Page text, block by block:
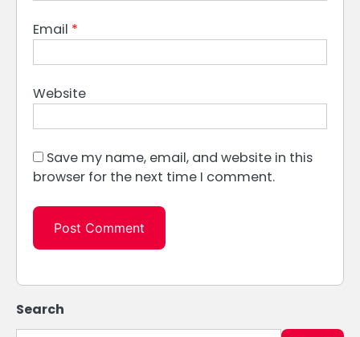
Email *
Website
Save my name, email, and website in this
browser for the next time I comment.
Search